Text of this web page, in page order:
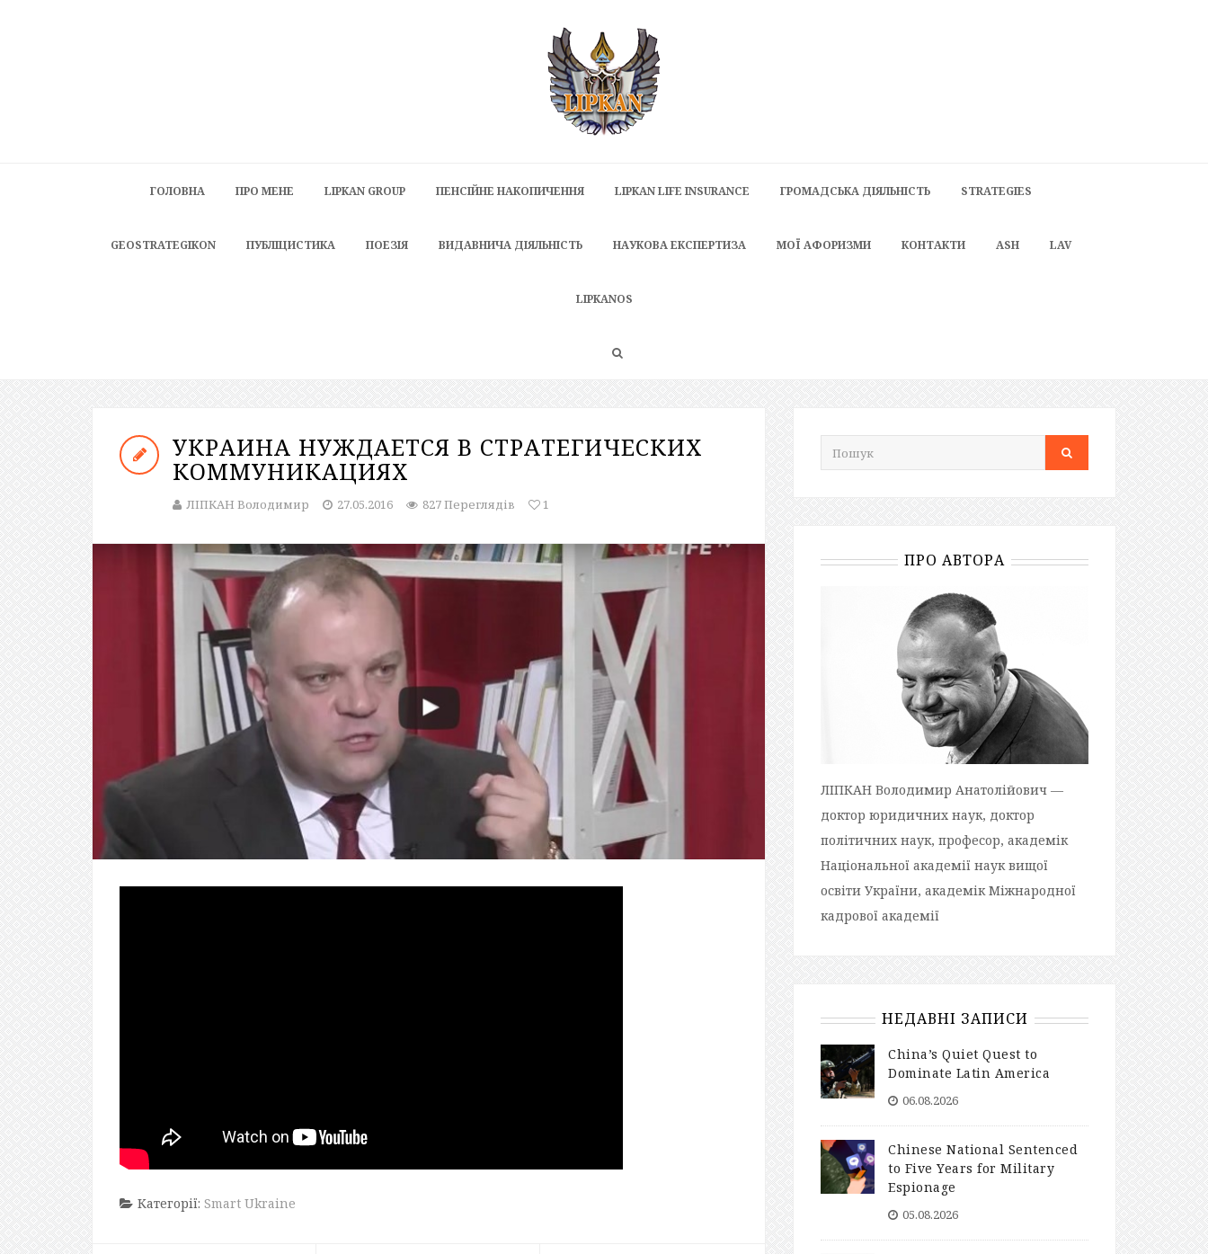
ГОЛОВНА ПРО МЕНЕ LIPKAN GROUP ПЕНСІЙНЕ НАКОПИЧЕННЯ LIPKAN LIFE INSURANCE ГРОМАДСЬКА ДІЯЛЬНІСТЬ STRATEGIES
GEOSTRATEGIKON ПУБЛІЦИСТИКА ПОЕЗІЯ ВИДАВНИЧА ДІЯЛЬНІСТЬ НАУКОВА ЕКСПЕРТИЗА МОЇ АФОРИЗМИ КОНТАКТИ ASH LAV
LIPKANOS
УКРАИНА НУЖДАЕТСЯ В СТРАТЕГИЧЕСКИХ
КОММУНИКАЦИЯХ
ЛІПКАН Володимир 27.05.2016 827 Переглядів 1
Категорії: Smart Ukraine
ПРО АВТОРА
ЛІПКАН Володимир Анатолійович —
доктор юридичних наук, доктор
політичних наук, професор, академік
Національної академії наук вищої
освіти України, академік Міжнародної
кадрової академії
НЕДАВНІ ЗАПИСИ
China’s Quiet Quest to
Dominate Latin America
06.08.2026
Chinese National Sentenced
to Five Years for Military
Espionage
05.08.2026